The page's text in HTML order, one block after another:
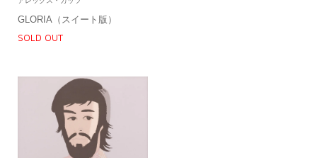
GLORIA（スイート版）
SOLD OUT